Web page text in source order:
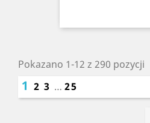
Pokazano 1-12 z 290 pozycji
1 2 3 … 25